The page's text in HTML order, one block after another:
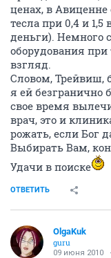
ценах, в
тесла при 0,4 и
деньги). Немного
оборудования
взгляд.
Словом, Трейвиш,
я ей безгранично
свое время
врач, это и
рожать, если Бог
Выбирать Вам,
Удачи в поиске
ОТВЕТИТЬ
OlgaKuk
guru
09 июня 2010